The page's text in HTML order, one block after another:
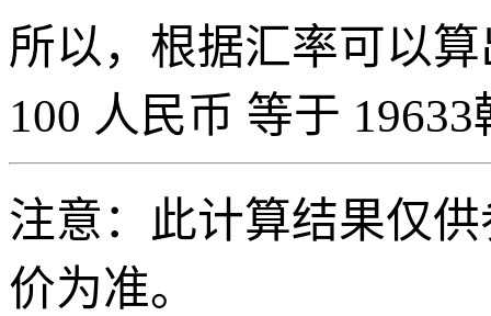
所以，根据汇率可以
100 人民币 等于
注意：此计算结果仅
价为准。